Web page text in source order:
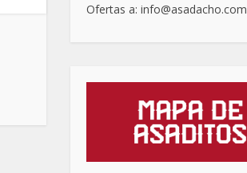
Ofertas a: info@asadacho.com